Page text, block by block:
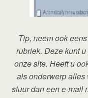
Tip, neem ook
rubriek. Deze kunt
onze site. Heeft u
als onderwerp alles
stuur dan een e-mail